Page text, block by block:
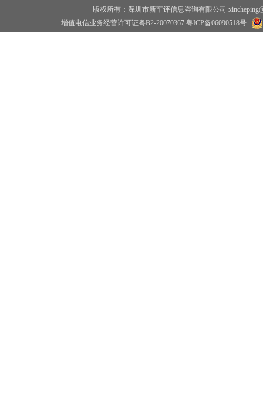
版权所有：深圳市新车评信息咨询有限公司
增值电信业务经营许可证粤B2-20070367 粤ICP备06090518号